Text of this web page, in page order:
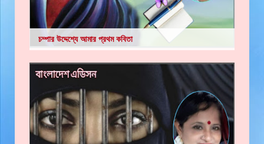
চম্পার উদ্দেশ্যে আমার প্রথম কবিতা